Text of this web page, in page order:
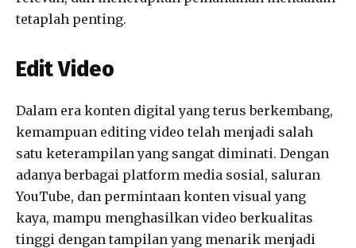
tetaplah penting.
Edit Video
Dalam era konten digital yang terus berkembang,
kemampuan editing video telah menjadi salah
satu keterampilan yang sangat diminati. Dengan
adanya berbagai platform media sosial, saluran
YouTube, dan permintaan konten visual yang
kaya, mampu menghasilkan video berkualitas
tinggi dengan tampilan yang menarik menjadi